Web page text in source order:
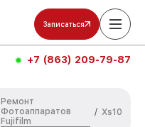
Записаться
+7 (863) 209-79-87
Ремонт
Фотоаппаратов
Fujifilm
/ Xs10